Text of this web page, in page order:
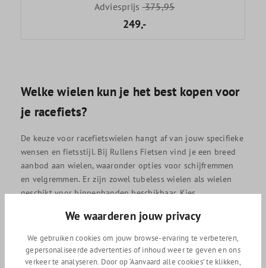
Adviesprijs375,95
249,-
Welke wielen kun je het best kopen voor
je racefiets?
De keuze voor racefietswielen hangt af van jouw specifieke
wensen en fietsstijl. Bij Rullens Fietsen vind je een breed
aanbod aan wielen, waaronder opties voor schijfremmen
en velgremmen. Er zijn zowel tubeless wielen als wielen
geschikt voor binnenbanden beschikbaar. Kies
velg (30 mm) als je voornamelijk in vlakke gebieden rijdt,
of lichtere wielen (23 mm) voor heuvelachtig terrein.
Merken zoals DT Swiss bieden veelzijdige opties die een
uitstekende krachtoverbrenging en comfort bieden tijdens
We waarderen jouw privacy
We gebruiken cookies om jouw browse-ervaring te verbeteren,
gepersonaliseerde advertenties of inhoud weer te geven en ons
verkeer te analyseren. Door op ‘Aanvaard alle cookies’ te klikken,